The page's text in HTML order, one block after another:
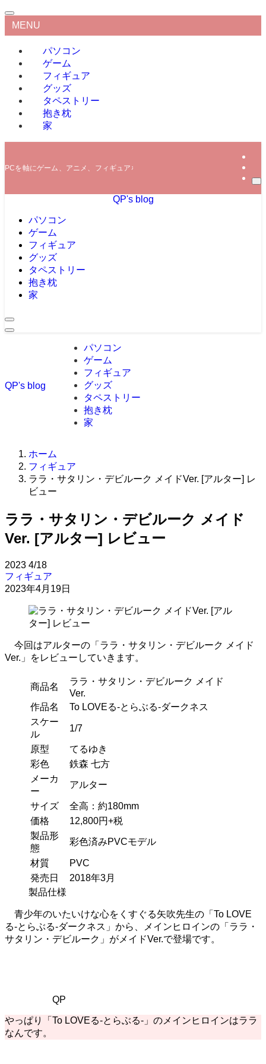
MENU
パソコン
ゲーム
フィギュア
グッズ
タペストリー
抱き枕
家
PCを軸にゲーム、アニメ、フィギュアなどの情報を発信していきます。
QP's blog
パソコン
ゲーム
フィギュア
グッズ
タペストリー
抱き枕
家
QP's blog
パソコン
ゲーム
フィギュア
グッズ
タペストリー
抱き枕
家
ホーム
フィギュア
ララ・サタリン・デビルーク メイドVer. [アルター] レ
ビュー
ララ・サタリン・デビルーク メイド
Ver. [アルター] レビュー
2023 4/18
フィギュア
2023年4月19日
今回はアルターの「ララ・サタリン・デビルーク メイド
Ver.」をレビューしていきます。
商品名
ララ・サタリン・デビルーク メイド
Ver.
作品名
To LOVEる-とらぶる-ダークネス
スケー
ル
1/7
原型
てるゆき
彩色
鉄森 七方
メーカ
ー
アルター
サイズ
全高：約180mm
価格
12,800円+税
製品形
態
彩色済みPVCモデル
材質
PVC
発売日
2018年3月
製品仕様
青少年のいたいけな心をくすぐる矢吹先生の「To LOVE
る-とらぶる-ダークネス」から、メインヒロインの「ララ・
サタリン・デビルーク」がメイドVer.で登場です。
QP
やっぱり「To LOVEる-とらぶる-」のメインヒロインはララ
なんです。